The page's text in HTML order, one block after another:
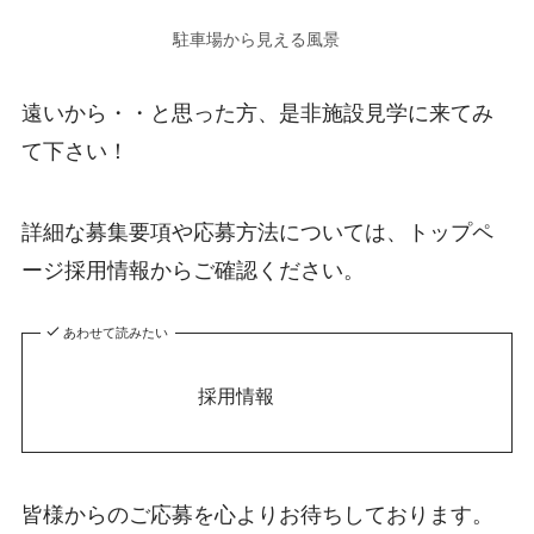
駐車場から見える風景
遠いから・・と思った方、是非施設見学に来てみ
て下さい！
詳細な募集要項や応募方法については、トップペ
ージ採用情報からご確認ください。
あわせて読みたい
採用情報
皆様からのご応募を心よりお待ちしております。